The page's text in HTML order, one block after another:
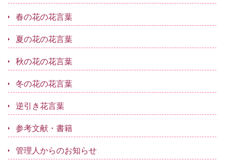
春の花の花言葉
夏の花の花言葉
秋の花の花言葉
冬の花の花言葉
逆引き花言葉
参考文献・書籍
管理人からのお知らせ